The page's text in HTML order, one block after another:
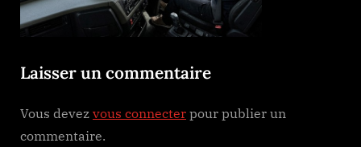
Laisser un commentaire
Vous devez vous connecter pour publier un
commentaire.